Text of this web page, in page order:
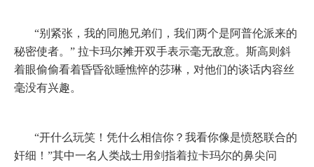
“别紧张，我的同胞兄弟们，我们两个是阿普伦派来的
秘密使者。” 拉卡玛尔摊开双手表示毫无敌意。斯高则斜
着眼偷偷看着昏昏欲睡憔悴的莎琳，对他们的谈话内容丝
毫没有兴趣。
“开什么玩笑！凭什么相信你？我看你像是愤怒联合的
奸细！”其中一名人类战士用剑指着拉卡玛尔的鼻尖问